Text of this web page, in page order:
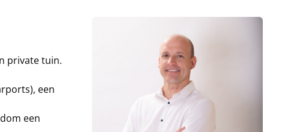
private tuin.
een
een